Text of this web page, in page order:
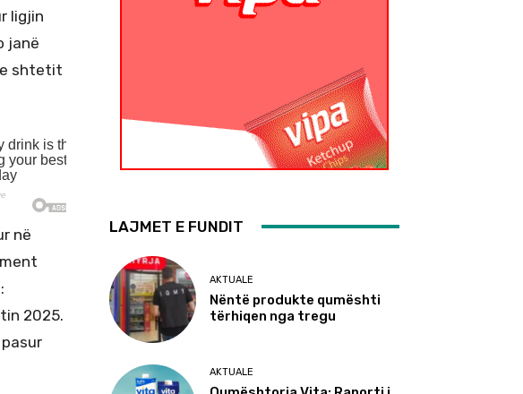
ligjin
janë
e shtetit
në
2025.
LAJMET E FUNDIT
AKTUALE
Nëntë produkte qumështi
tërhiqen nga tregu
AKTUALE